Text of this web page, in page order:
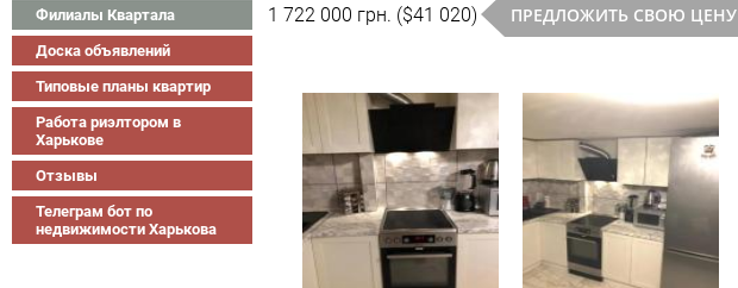
Филиалы Квартала
Доска объявлений
Типовые планы квартир
Работа риэлтором в
Харькове
Отзывы
Телеграм бот по
недвижимости Харькова
1 722 000 грн. ($41 020) ПРЕДЛОЖИТЬ СВОЮ ЦЕНУ